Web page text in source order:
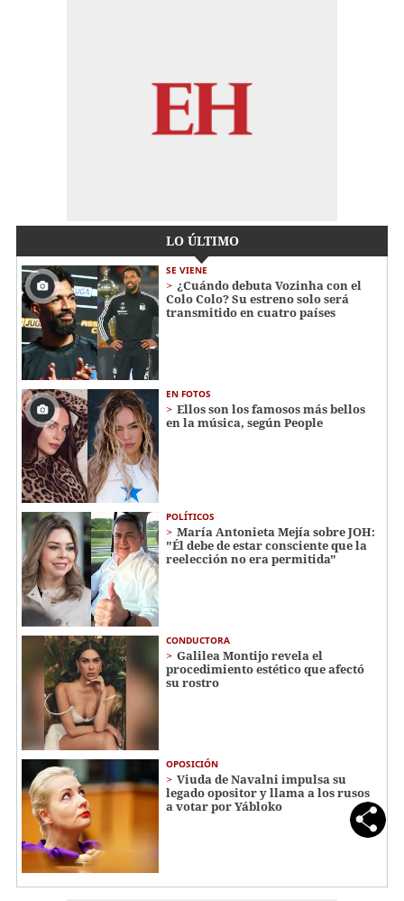
LO ÚLTIMO
SE VIENE
¿Cuándo debuta Vozinha con el
Colo Colo? Su estreno solo será
transmitido en cuatro países
EN FOTOS
Ellos son los famosos más bellos
en la música, según People
POLÍTICOS
María Antonieta Mejía sobre JOH:
"Él debe de estar consciente que la
reelección no era permitida"
CONDUCTORA
Galilea Montijo revela el
procedimiento estético que afectó
su rostro
OPOSICIÓN
Viuda de Navalni impulsa su
legado opositor y llama a los rusos
a votar por Yábloko